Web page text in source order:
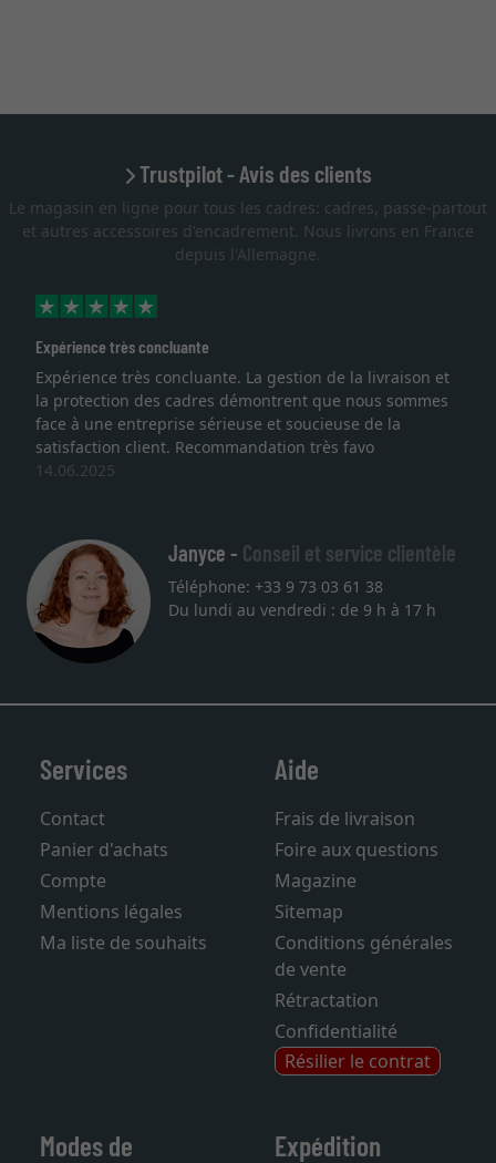
Trustpilot - Avis des clients
Le magasin en ligne pour tous les cadres: cadres, passe-partout
et autres accessoires d'encadrement. Nous livrons en France
depuis l'Allemagne.
Expérience très concluante
Expérience très concluante. La gestion de la livraison et
la protection des cadres démontrent que nous sommes
face à une entreprise sérieuse et soucieuse de la
satisfaction client. Recommandation très favo
14.06.2025
Janyce - Conseil et service clientèle
Téléphone: +33 9 73 03 61 38
Du lundi au vendredi : de 9 h à 17 h
Services
Contact
Panier d'achats
Compte
Mentions légales
Ma liste de souhaits
Aide
Frais de livraison
Foire aux questions
Magazine
Sitemap
Conditions générales
de vente
Rétractation
Confidentialité
Résilier le contrat
Modes de
Expédition